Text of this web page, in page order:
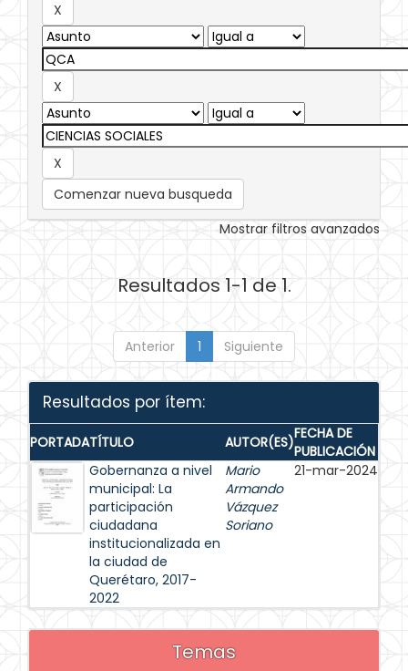
Comenzar nueva busqueda
Mostrar filtros avanzados
Resultados 1-1 de 1.
Anterior 1 Siguiente
Resultados por ítem:
PORTADATÍTULO AUTOR(ES)FECHA DE
PUBLICACIÓN
Gobernanza a nivel
municipal: La
participación
ciudadana
institucionalizada en
la ciudad de
Querétaro, 2017-
2022
Mario
Armando
Vázquez
Soriano
21-mar-2024
Temas